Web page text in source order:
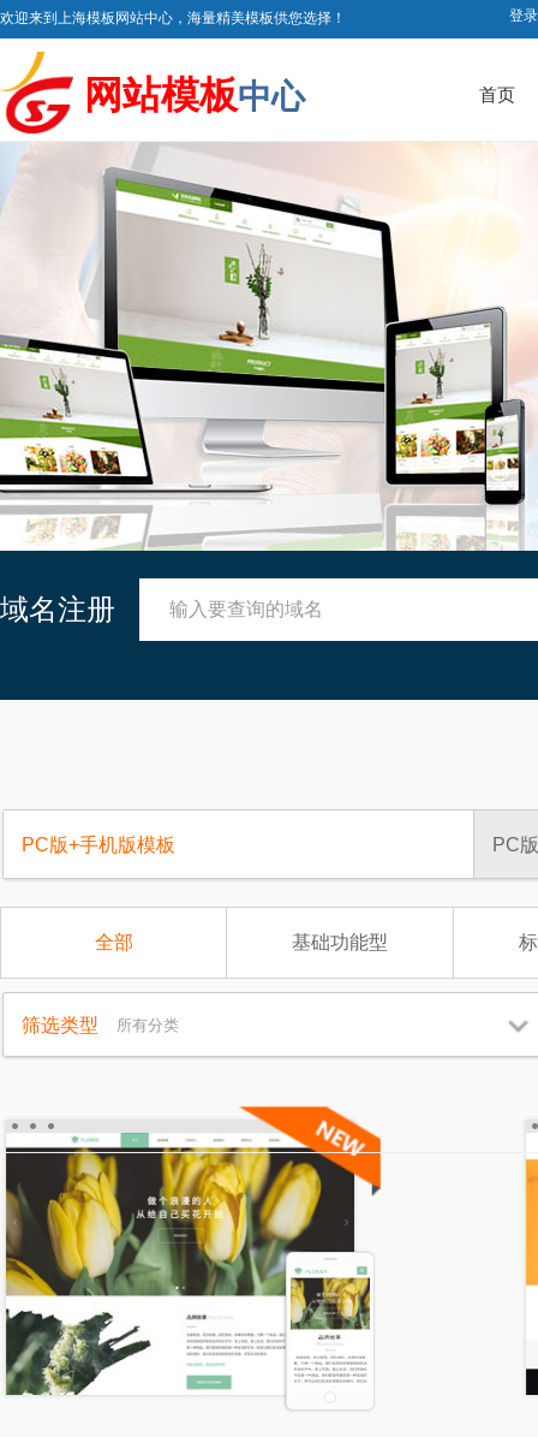
欢迎来到上海模板网站中心，海量精美模板供您选择！ 登录
网站模板中心 首页
域名注册
PC版+手机版模板 PC
全部 基础功能型
筛选类型 所有分类